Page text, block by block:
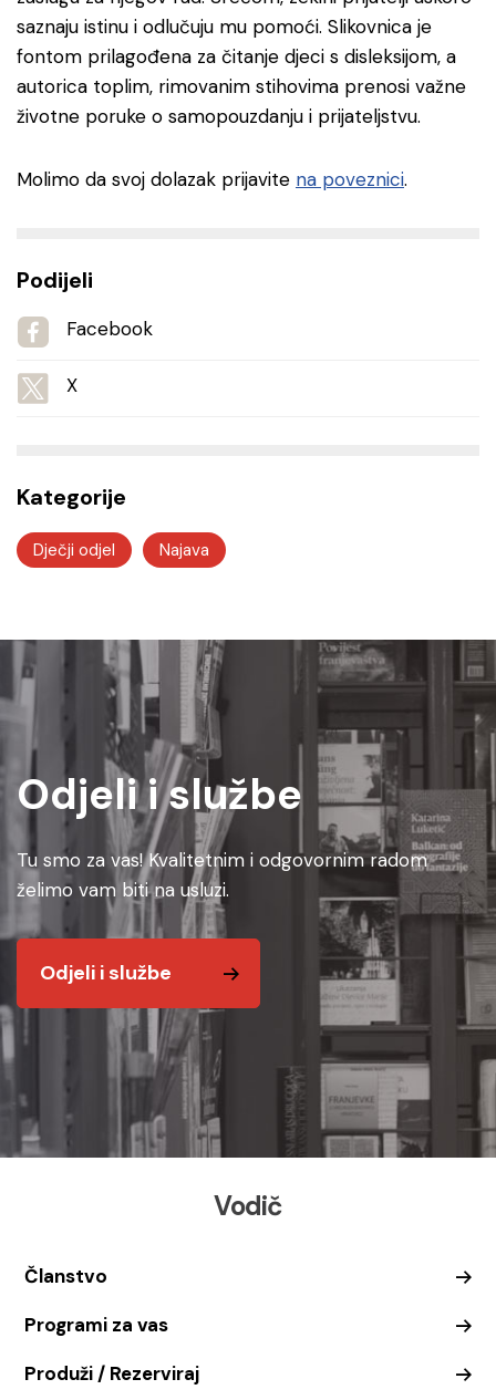
saznaju istinu i odlučuju mu pomoći. Slikovnica je
fontom prilagođena za čitanje djeci s disleksijom, a
autorica toplim, rimovanim stihovima prenosi važne
životne poruke o samopouzdanju i prijateljstvu.
Molimo da svoj dolazak prijavite na poveznici.
Podijeli
Facebook
X
Kategorije
Dječji odjel Najava
Odjeli i službe
Tu smo za vas! Kvalitetnim i odgovornim radom
želimo vam biti na usluzi.
Odjeli i službe
Vodič
Članstvo
Programi za vas
Produži / Rezerviraj